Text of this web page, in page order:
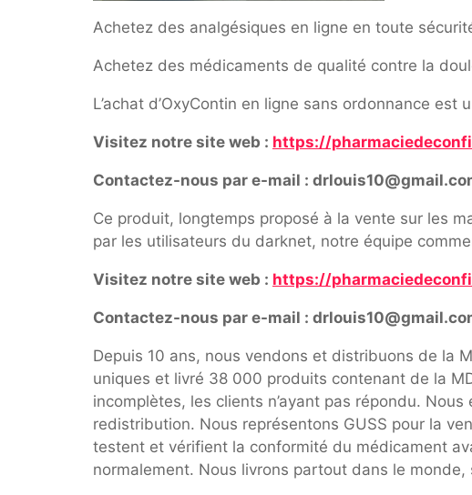
Achetez des analgésiques en ligne en toute
Achetez des médicaments de qualité contre la
L’achat d’OxyContin en ligne sans ordonnance
Visitez notre site web : https://
Contactez-nous par e-mail :
Ce produit, longtemps proposé à la vente sur les
par les utilisateurs du darknet, notre équipe
Visitez notre site web : https://
Contactez-nous par e-mail :
Depuis 10 ans, nous vendons et distribuons de la
uniques et livré 38 000 produits contenant de la
incomplètes, les clients n’ayant pas répondu.
redistribution. Nous représentons GUSS pour la
testent et vérifient la conformité du médicament
normalement. Nous livrons partout dans le